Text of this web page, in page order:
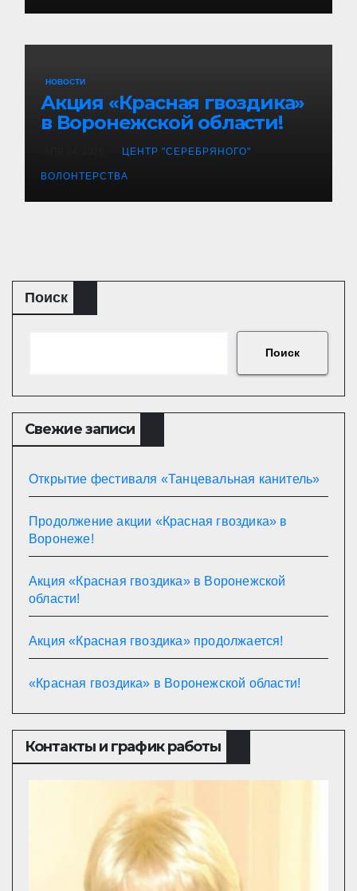
НОВОСТИ
Акция «Красная гвоздика»
в Воронежской области!
ЦЕНТР "СЕРЕБРЯНОГО"
ВОЛОНТЕРСТВА
Поиск
Поиск
Свежие записи
Открытие фестиваля «Танцевальная канитель»
Продолжение акции «Красная гвоздика» в
Воронеже!
Акция «Красная гвоздика» в Воронежской
области!
Акция «Красная гвоздика» продолжается!
«Красная гвоздика» в Воронежской области!
Контакты и график работы